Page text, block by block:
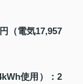
（電気17,957
使用）：2